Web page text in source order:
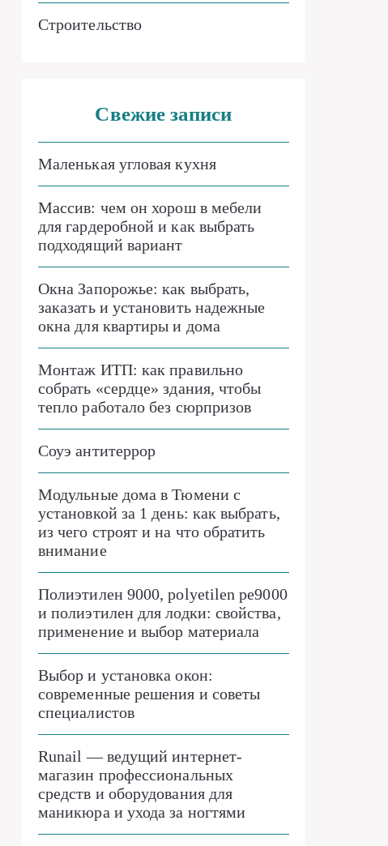
Строительство
Свежие записи
Маленькая угловая кухня
Массив: чем он хорош в мебели
для гардеробной и как выбрать
подходящий вариант
Окна Запорожье: как выбрать,
заказать и установить надежные
окна для квартиры и дома
Монтаж ИТП: как правильно
собрать «сердце» здания, чтобы
тепло работало без сюрпризов
Соуэ антитеррор
Модульные дома в Тюмени с
установкой за 1 день: как выбрать,
из чего строят и на что обратить
внимание
Полиэтилен 9000, polyetilen pe9000
и полиэтилен для лодки: свойства,
применение и выбор материала
Выбор и установка окон:
современные решения и советы
специалистов
Runail — ведущий интернет-
магазин профессиональных
средств и оборудования для
маникюра и ухода за ногтями